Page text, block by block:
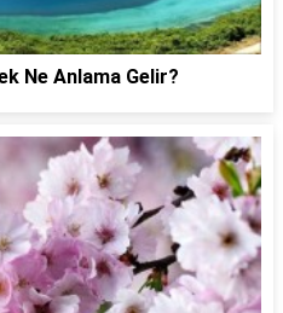
Ne Anlama Gelir?